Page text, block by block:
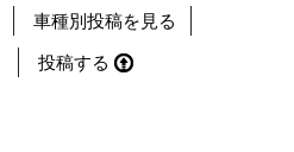
車種別投稿を見る
投稿する